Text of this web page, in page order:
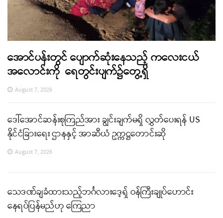
အောင်ပန်းတွင် ပျောက်ဆုံးနေသည့် ကလေးငယ်
အလောင်းကို ရေတွင်းပျက်၌တွေ့ရှိ
August 7, 2026
ဒေါ်အောင်ဆန်းစုကြည်အား ချွင်းချက်မရှိ လွှတ်ပေးရန် US
နိုင်ငံခြားရေး ဌာနနှင့် အာဆီယံ ဥက္ကဋ္ဌတောင်းဆို
August 7, 2026
သေဒဏ်ချခံထားသည့်ဘင်္ဂလားဒေ့ရှ် ဝန်ကြီးချုပ်ဟောင်း
နေရပ်ပြန်မည်ဟု ကြေညာ